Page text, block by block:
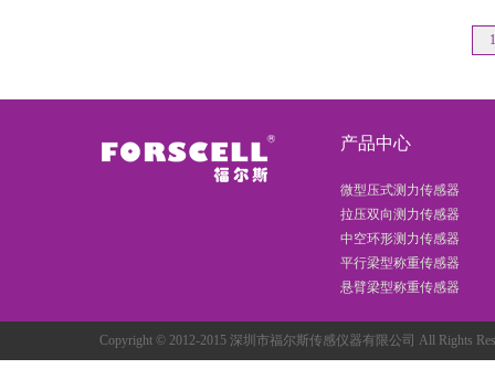
1
产品中心
微型压式测力传感器
拉压双向测力传感器
中空环形测力传感器
平行梁型称重传感器
悬臂梁型称重传感器
Copyright © 2012-2015 深圳市福尔斯传感仪器有限公司 All Rights